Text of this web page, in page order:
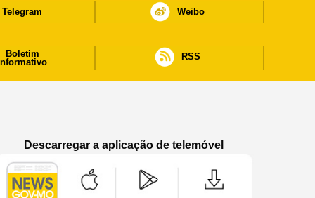
Telegram Weibo
Boletim
RSS
Descarregar a aplicação de telemóvel